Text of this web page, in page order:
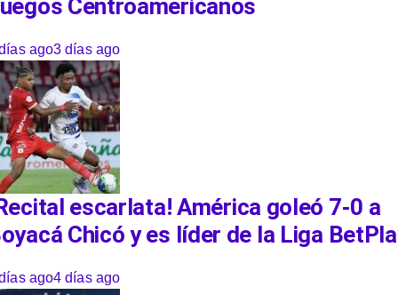
Centroamericanos
ago3 días ago
escarlata! América goleó 7-0 a
Chicó y es líder de la Liga
ago4 días ago